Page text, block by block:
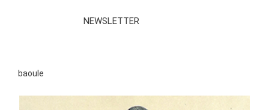
NEWSLETTER
baoule